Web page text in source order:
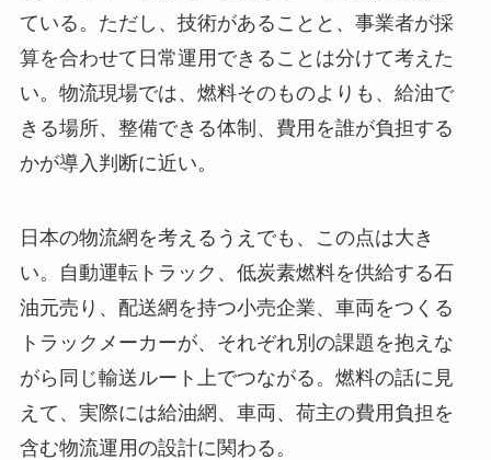
ている。ただし、技術があることと、事業者が採
算を合わせて日常運用できることは分けて考えた
い。物流現場では、燃料そのものよりも、給油で
きる場所、整備できる体制、費用を誰が負担する
かが導入判断に近い。
日本の物流網を考えるうえでも、この点は大き
い。自動運転トラック、低炭素燃料を供給する石
油元売り、配送網を持つ小売企業、車両をつくる
トラックメーカーが、それぞれ別の課題を抱えな
がら同じ輸送ルート上でつながる。燃料の話に見
えて、実際には給油網、車両、荷主の費用負担を
含む物流運用の設計に関わる。